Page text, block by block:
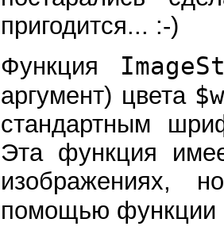
пригодится... :-)
Функция
аргумент) цвета
стандартным
Эта функция
изображениях,
помощью функции